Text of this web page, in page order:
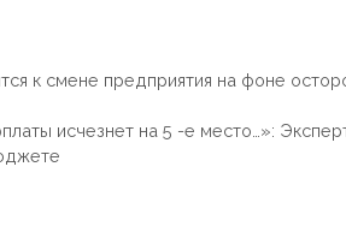
к смене предприятия на фоне
исчезнет на 5 -е место…»: